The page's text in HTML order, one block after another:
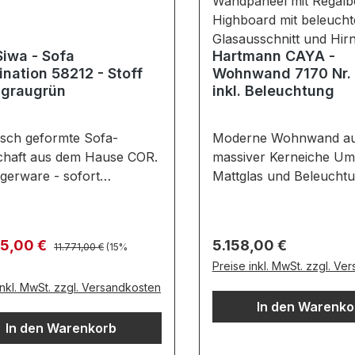
cmAusführung:Bezug:
warm-grauFüße: Stopp
GleiterFarben können
verschiedenen
abweichen. Deko oder
Abbildung kann
- Sofa
58212 - Stoff
geformte Sofa-
aus dem Hause COR.
- sofort
Insel in der Wüste
Machen Sie Siwa zu
der Ruhe.
in cm: B 252 / H 71
bestehend
€ Regulärer Preis:
11.771,00 € (15%
MwSt. zzgl. Versandkosten
In den Warenkorb
Hartmann CAYA -
Wohnwand 7170 Nr.
inkl. Beleuchtung
Moderne Wohnwand
massiver Kerneiche
Mattglas und
Front: Mattglas weiß /
Hirnholzscheiben
Korpus: Kerneiche
massiv, Oberfläche
Regulärer Preis:
5.158,00 €
Preise inkl. MwSt. zzgl.
In den